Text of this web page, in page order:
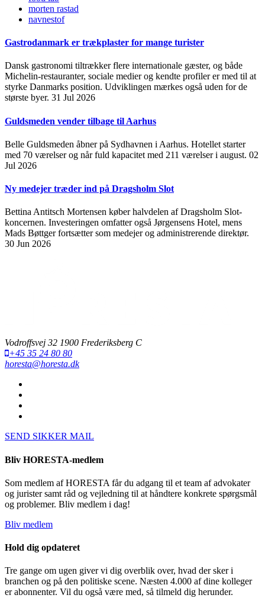
morten rastad
navnestof
Gastrodanmark er trækplaster for mange turister
Dansk gastronomi tiltrækker flere internationale gæster, og både
Michelin-restauranter, sociale medier og kendte profiler er med til at
styrke Danmarks position. Udviklingen mærkes også uden for de
største byer. 31 Jul 2026
Guldsmeden vender tilbage til Aarhus
Belle Guldsmeden åbner på Sydhavnen i Aarhus. Hotellet starter
med 70 værelser og når fuld kapacitet med 211 værelser i august. 02
Jul 2026
Ny medejer træder ind på Dragsholm Slot
Bettina Antitsch Mortensen køber halvdelen af Dragsholm Slot-
koncernen. Investeringen omfatter også Jørgensens Hotel, mens
Mads Bøttger fortsætter som medejer og administrerende direktør.
30 Jun 2026
Vodroffsvej 32 1900 Frederiksberg C
+45 35 24 80 80
horesta@horesta.dk
SEND SIKKER MAIL
Bliv HORESTA-medlem
Som medlem af HORESTA får du adgang til et team af advokater
og jurister samt råd og vejledning til at håndtere konkrete spørgsmål
og problemer. Bliv medlem i dag!
Bliv medlem
Hold dig opdateret
Tre gange om ugen giver vi dig overblik over, hvad der sker i
branchen og på den politiske scene. Næsten 4.000 af dine kolleger
er abonnenter. Vil du også være med, så tilmeld dig herunder.